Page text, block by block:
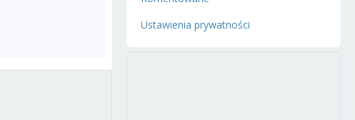
Ustawienia prywatności